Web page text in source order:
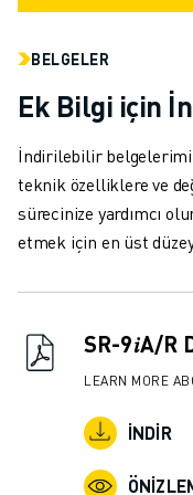
MALZEME TAŞIMA
PUNTA KAYNAĞI
TEL EROZYON
VAKA ÇALIŞMALARI
MÜŞTERI HIZMETLERI
MÜŞTERI HIZMETLERI
UZAKTAN TEKNIK DESTEK
YEDEK PARÇALAR
DIJITAL SERVIS ARAÇLARI
İNDIRME MERKEZI »
EĞITIM VE ÖĞRETIM
BELGELER
Ek Bilgi için
İndirilebilir
teknik özelliklere ve
sürecinize yardımcı
etmek için en üst
SR-9𝑖A/R
LEARN MORE
İNDIR